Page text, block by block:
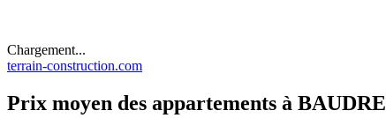
Chargement...
terrain-construction.com
Prix moyen des appartements à